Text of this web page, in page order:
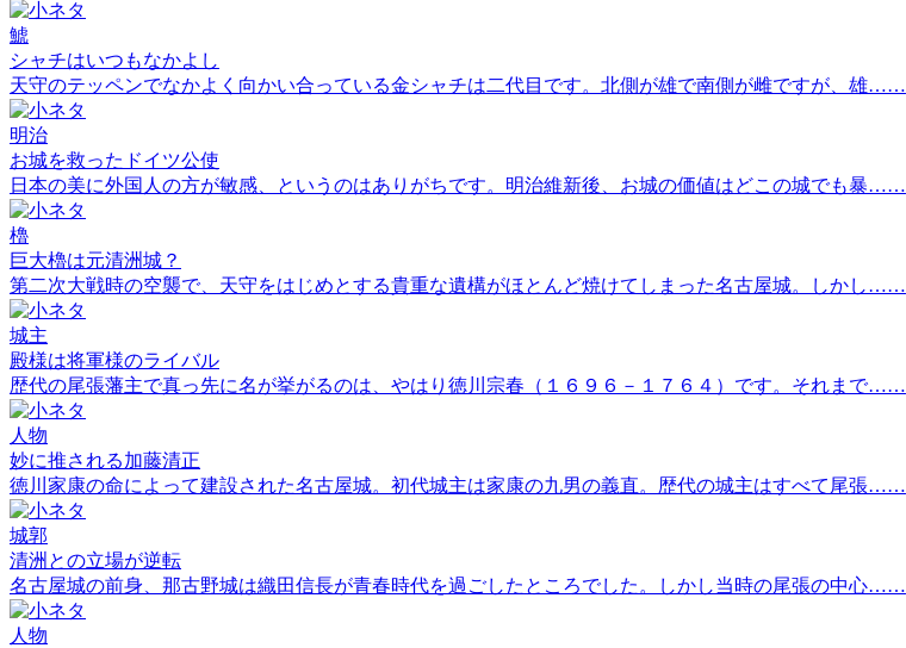
鯱
シャチはいつもなかよし
天守のテッペンでなかよく向かい合っている金シャチは二代目です。北側が雄で南側が雌ですが、雄……
明治
お城を救ったドイツ公使
日本の美に外国人の方が敏感、というのはありがちです。明治維新後、お城の価値はどこの城でも暴……
櫓
巨大櫓は元清洲城？
第二次大戦時の空襲で、天守をはじめとする貴重な遺構がほとんど焼けてしまった名古屋城。しかし……
城主
殿様は将軍様のライバル
歴代の尾張藩主で真っ先に名が挙がるのは、やはり徳川宗春（１６９６－１７６４）です。それまで……
人物
妙に推される加藤清正
徳川家康の命によって建設された名古屋城。初代城主は家康の九男の義直。歴代の城主はすべて尾張……
城郭
清洲との立場が逆転
名古屋城の前身、那古野城は織田信長が青春時代を過ごしたところでした。しかし当時の尾張の中心……
人物